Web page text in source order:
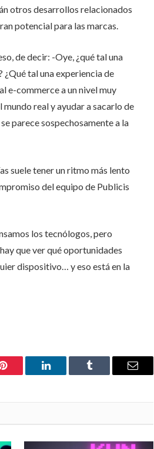
otros desarrollos relacionados
potencial para las marcas.
de decir: -Oye, ¿qué tal una
¿Qué tal una experiencia de
e-commerce a un nivel muy
real y ayudar a sacarlo de
parece sospechosamente a la
suele tener un ritmo más lento
del equipo de Publicis
los tecnólogos, pero
que ver qué oportunidades
dispositivo… y eso está en la
Pinterest LinkedIn Tumblr Email